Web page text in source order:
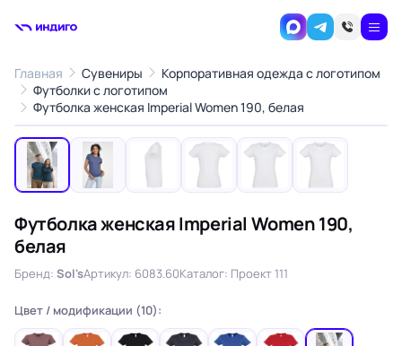
Главная Сувениры
Корпоративная одежда с логотипом
Футболки с логотипом
Футболка женская Imperial Women 190, белая
‹ ›
Футболка женская Imperial Women 190,
белая
Бренд: Sol'sАртикул: 6083.60Каталог: Проект 111
Цвет / модификации (10):